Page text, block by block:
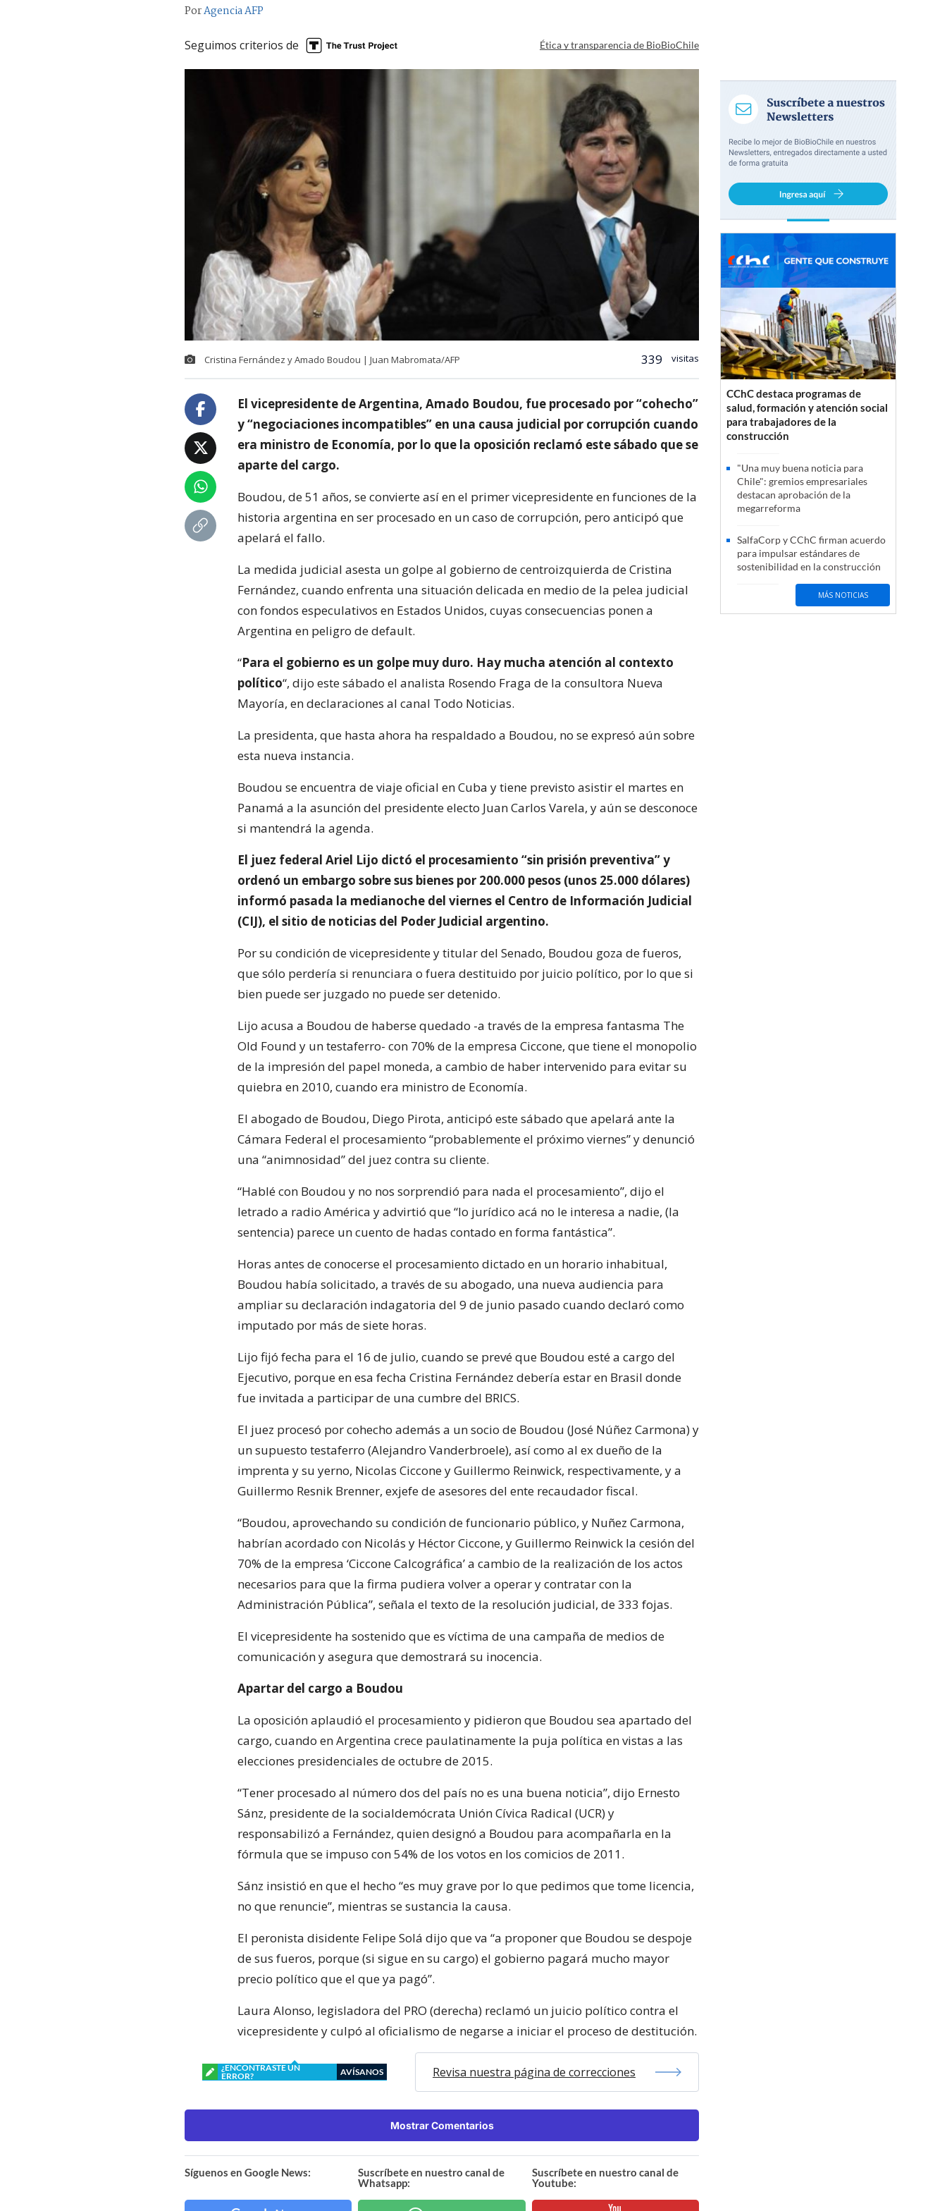
PorAgencia AFP
Seguimos criterios de Ética y transparencia de BioBioChile
Cristina Fernández y Amado Boudou | Juan Mabromata/AFP 339 visitas
El vicepresidente de Argentina, Amado Boudou, fue procesado por “cohecho”
y “negociaciones incompatibles” en una causa judicial por corrupción cuando
era ministro de Economía, por lo que la oposición reclamó este sábado que se
aparte del cargo.
Boudou, de 51 años, se convierte así en el primer vicepresidente en funciones de la
historia argentina en ser procesado en un caso de corrupción, pero anticipó que
apelará el fallo.
La medida judicial asesta un golpe al gobierno de centroizquierda de Cristina
Fernández, cuando enfrenta una situación delicada en medio de la pelea judicial
con fondos especulativos en Estados Unidos, cuyas consecuencias ponen a
Argentina en peligro de default.
“Para el gobierno es un golpe muy duro. Hay mucha atención al contexto
político“, dijo este sábado el analista Rosendo Fraga de la consultora Nueva
Mayoría, en declaraciones al canal Todo Noticias.
La presidenta, que hasta ahora ha respaldado a Boudou, no se expresó aún sobre
esta nueva instancia.
Boudou se encuentra de viaje oficial en Cuba y tiene previsto asistir el martes en
Panamá a la asunción del presidente electo Juan Carlos Varela, y aún se desconoce
si mantendrá la agenda.
El juez federal Ariel Lijo dictó el procesamiento “sin prisión preventiva” y
ordenó un embargo sobre sus bienes por 200.000 pesos (unos 25.000 dólares)
informó pasada la medianoche del viernes el Centro de Información Judicial
(CIJ), el sitio de noticias del Poder Judicial argentino.
Por su condición de vicepresidente y titular del Senado, Boudou goza de fueros,
que sólo perdería si renunciara o fuera destituido por juicio político, por lo que si
bien puede ser juzgado no puede ser detenido.
Lijo acusa a Boudou de haberse quedado -a través de la empresa fantasma The
Old Found y un testaferro- con 70% de la empresa Ciccone, que tiene el monopolio
de la impresión del papel moneda, a cambio de haber intervenido para evitar su
quiebra en 2010, cuando era ministro de Economía.
El abogado de Boudou, Diego Pirota, anticipó este sábado que apelará ante la
Cámara Federal el procesamiento “probablemente el próximo viernes” y denunció
una “animnosidad” del juez contra su cliente.
“Hablé con Boudou y no nos sorprendió para nada el procesamiento”, dijo el
letrado a radio América y advirtió que “lo jurídico acá no le interesa a nadie, (la
sentencia) parece un cuento de hadas contado en forma fantástica”.
Horas antes de conocerse el procesamiento dictado en un horario inhabitual,
Boudou había solicitado, a través de su abogado, una nueva audiencia para
ampliar su declaración indagatoria del 9 de junio pasado cuando declaró como
imputado por más de siete horas.
Lijo fijó fecha para el 16 de julio, cuando se prevé que Boudou esté a cargo del
Ejecutivo, porque en esa fecha Cristina Fernández debería estar en Brasil donde
fue invitada a participar de una cumbre del BRICS.
El juez procesó por cohecho además a un socio de Boudou (José Núñez Carmona) y
un supuesto testaferro (Alejandro Vanderbroele), así como al ex dueño de la
imprenta y su yerno, Nicolas Ciccone y Guillermo Reinwick, respectivamente, y a
Guillermo Resnik Brenner, exjefe de asesores del ente recaudador fiscal.
“Boudou, aprovechando su condición de funcionario público, y Nuñez Carmona,
habrían acordado con Nicolás y Héctor Ciccone, y Guillermo Reinwick la cesión del
70% de la empresa ‘Ciccone Calcográfica’ a cambio de la realización de los actos
necesarios para que la firma pudiera volver a operar y contratar con la
Administración Pública”, señala el texto de la resolución judicial, de 333 fojas.
El vicepresidente ha sostenido que es víctima de una campaña de medios de
comunicación y asegura que demostrará su inocencia.
Apartar del cargo a Boudou
La oposición aplaudió el procesamiento y pidieron que Boudou sea apartado del
cargo, cuando en Argentina crece paulatinamente la puja política en vistas a las
elecciones presidenciales de octubre de 2015.
“Tener procesado al número dos del país no es una buena noticia”, dijo Ernesto
Sánz, presidente de la socialdemócrata Unión Cívica Radical (UCR) y
responsabilizó a Fernández, quien designó a Boudou para acompañarla en la
fórmula que se impuso con 54% de los votos en los comicios de 2011.
Sánz insistió en que el hecho “es muy grave por lo que pedimos que tome licencia,
no que renuncie”, mientras se sustancia la causa.
El peronista disidente Felipe Solá dijo que va “a proponer que Boudou se despoje
de sus fueros, porque (si sigue en su cargo) el gobierno pagará mucho mayor
precio político que el que ya pagó”.
Laura Alonso, legisladora del PRO (derecha) reclamó un juicio político contra el
vicepresidente y culpó al oficialismo de negarse a iniciar el proceso de destitución.
¿ENCONTRASTE UN
ERROR?
AVÍSANOS Revisa nuestra página de correcciones
Mostrar Comentarios
Síguenos en Google News:
Suscríbete en nuestro canal de
Whatsapp:
Suscríbete en nuestro canal de
Youtube:
CChC destaca programas de
salud, formación y atención social
para trabajadores de la
construcción
"Una muy buena noticia para
Chile": gremios empresariales
destacan aprobación de la
megarreforma
SalfaCorp y CChC firman acuerdo
para impulsar estándares de
sostenibilidad en la construcción
MÁS NOTICIAS